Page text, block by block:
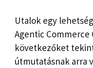
Utalok egy
Agentic Commerce
következőket
útmutatásnak arra